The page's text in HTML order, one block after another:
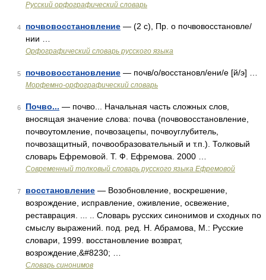
Русский орфографический словарь
4 почвовосстановление — (2 с), Пр. о почвовосстановле/
нии …
Орфографический словарь русского языка
5 почвовосстановление — почв/о/восстановл/ени/е [й/э] …
Морфемно-орфографический словарь
6 Почво... — почво... Начальная часть сложных слов,
вносящая значение слова: почва (почвовосстановление,
почвоутомление, почвозацепы, почвоуглубитель,
почвозащитный, почвообразовательный и т.п.). Толковый
словарь Ефремовой. Т. Ф. Ефремова. 2000 …
Современный толковый словарь русского языка Ефремовой
7 восстановление — Возобновление, воскрешение,
возрождение, исправление, оживление, освежение,
реставрация. ... .. Словарь русских синонимов и сходных по
смыслу выражений. под. ред. Н. Абрамова, М.: Русские
словари, 1999. восстановление возврат,
возрождение,&#8230; …
Словарь синонимов